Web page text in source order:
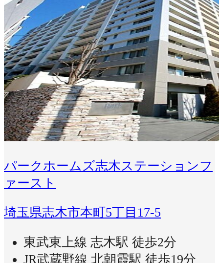
パークホームズ志木ステーションフ
ァースト
埼玉県志木市本町5丁目17-5
東武東上線 志木駅 徒歩2分
JR武蔵野線 北朝霞駅 徒歩19分